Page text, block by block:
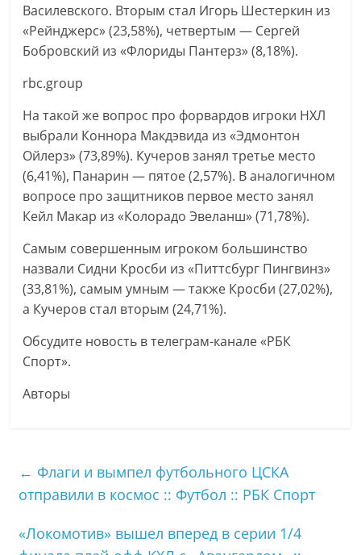
Василевского. Вторым стал Игорь Шестеркин из
«Рейнджерс» (23,58%), четвертым — Сергей
Бобровский из «Флориды Пантерз» (8,18%).
rbc.group
На такой же вопрос про форвардов игроки НХЛ
выбрали Коннора Макдэвида из «Эдмонтон
Ойлерз» (73,89%). Кучеров занял третье место
(6,41%), Панарин — пятое (2,57%). В аналогичном
вопросе про защитников первое место занял
Кейл Макар из «Колорадо Эвеланш» (71,78%).
Самым совершенным игроком большинство
назвали Сидни Кросби из «Питтсбург Пингвинз»
(33,81%), самым умным — также Кросби (27,02%),
а Кучеров стал вторым (24,71%).
Обсудите новость в телеграм-канале «РБК
Спорт».
Авторы
← Флаги и вымпел футбольного ЦСКА
отправили в космос :: Футбол :: РБК Спорт
«Локомотив» вышел вперед в серии 1/4